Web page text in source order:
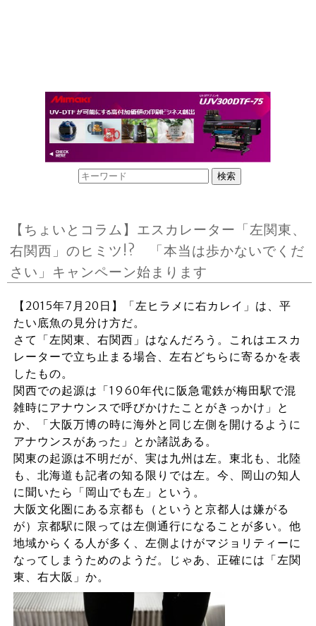
【ちょいとコラム】エスカレーター「左関東、
右関西」のヒミツ!? 「本当は歩かないでくだ
さい」キャンペーン始まります
【2015年7月20日】「左ヒラメに右カレイ」は、平
たい底魚の見分け方だ。
さて「左関東、右関西」はなんだろう。これはエスカ
レーターで立ち止まる場合、左右どちらに寄るかを表
したもの。
関西での起源は「1960年代に阪急電鉄が梅田駅で混
雑時にアナウンスで呼びかけたことがきっかけ」と
か、「大阪万博の時に海外と同じ左側を開けるように
アナウンスがあった」とか諸説ある。
関東の起源は不明だが、実は九州は左。東北も、北陸
も、北海道も記者の知る限りでは左。今、岡山の知人
に聞いたら「岡山でも左」という。
大阪文化圏にある京都も（というと京都人は嫌がる
が）京都駅に限っては左側通行になることが多い。他
地域からくる人が多く、左側よけがマジョリティーに
なってしまうためのようだ。じゃあ、正確には「左関
東、右大阪」か。